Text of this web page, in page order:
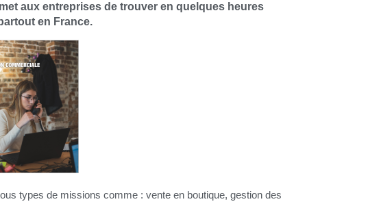
aux entreprises de trouver en quelques heures
en France.
types de missions comme : vente en boutique, gestion des